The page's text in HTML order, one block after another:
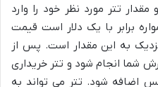
تتر مورد نظر خود را وارد
برابر با یک دلار است قیمت
به این مقدار است. پس از
شما انجام شود و تتر خریداری
اضافه شود. تتر می تواند به